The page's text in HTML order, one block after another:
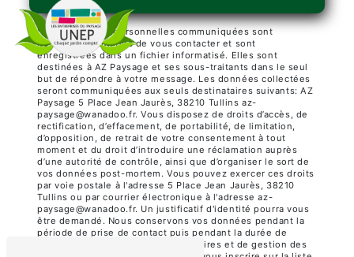
** Les données personnelles communiquées sont
nécessaires aux fins de vous contacter et sont
enregistrées dans un fichier informatisé. Elles sont
destinées à AZ Paysage et ses sous-traitants dans le seul
but de répondre à votre message. Les données collectées
seront communiquées aux seuls destinataires suivants: AZ
Paysage 5 Place Jean Jaurès, 38210 Tullins az-
paysage@wanadoo.fr. Vous disposez de droits d’accès, de
rectification, d’effacement, de portabilité, de limitation,
d’opposition, de retrait de votre consentement à tout
moment et du droit d’introduire une réclamation auprès
d’une autorité de contrôle, ainsi que d’organiser le sort de
vos données post-mortem. Vous pouvez exercer ces droits
par voie postale à l'adresse 5 Place Jean Jaurès, 38210
Tullins ou par courrier électronique à l'adresse az-
paysage@wanadoo.fr. Un justificatif d'identité pourra vous
être demandé. Nous conservons vos données pendant la
période de prise de contact puis pendant la durée de
prescription légale aux fins probatoires et de gestion des